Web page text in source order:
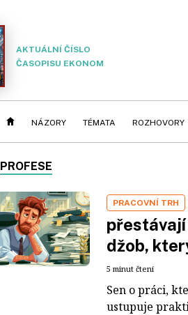
AKTUÁLNÍ ČÍSLO
ČASOPISU EKONOM
NÁZORY TÉMATA ROZHOVORY
PROFESE
PRACOVNÍ TRH
džob,
5 minut čtení
Sen o práci,
ustupuje